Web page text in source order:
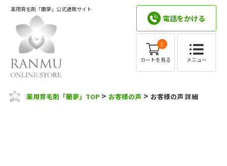
薬用育毛剤「蘭夢」公式通販サイト
電話をかける
0
カートを見る メニュー
薬用育毛剤「蘭夢」TOP > お客様の声 > お客様の声 詳細